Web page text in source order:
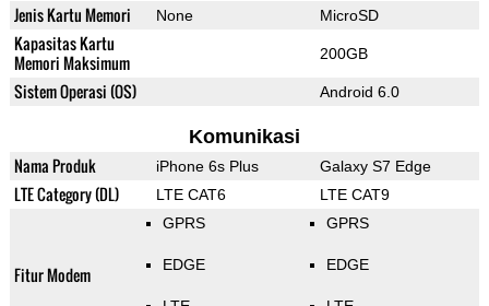
Jenis Kartu Memori None MicroSD
Kapasitas Kartu
Memori Maksimum
200GB
Sistem Operasi (OS) Android 6.0
Komunikasi
Nama Produk iPhone 6s Plus Galaxy S7 Edge
LTE Category (DL) LTE CAT6 LTE CAT9
Fitur Modem
GPRS
EDGE
GPRS
EDGE